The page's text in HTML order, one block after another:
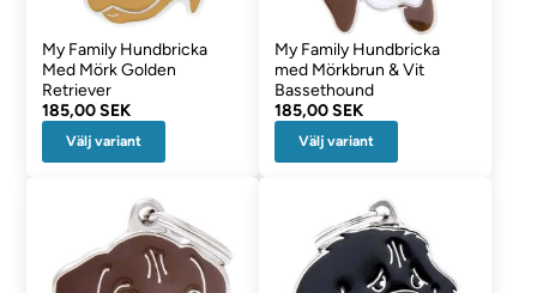
My Family Hundbricka
Med Mörk Golden
Retriever
185,00 SEK
Välj variant
My Family Hundbricka
med Mörkbrun & Vit
Bassethound
185,00 SEK
Välj variant